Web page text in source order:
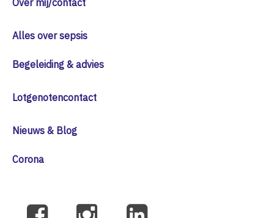
Alles over sepsis
Begeleiding & advies
Lotgenotencontact
Nieuws & Blog
Corona